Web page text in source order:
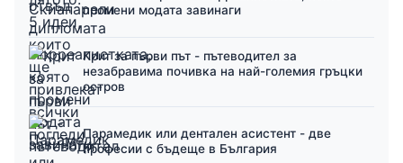
промени модата завинаги
Крит за първи път - пътеводител за
незабравима почивка на най-големия гръцки
остров
Парамедик или дентален асистент - две
професии с бъдеще в България